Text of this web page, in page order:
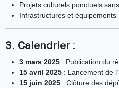
Projets culturels ponctuels
Infrastructures et équipements
3. Calendrier :
3 mars 2025: Publication du
15 avril 2025: Lancement de
15 juin 2025: Clôture des